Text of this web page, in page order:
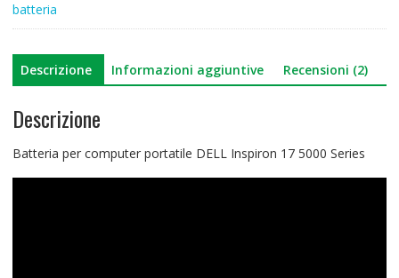
batteria
Descrizione Informazioni aggiuntive Recensioni (2)
Descrizione
Batteria per computer portatile DELL Inspiron 17 5000 Series